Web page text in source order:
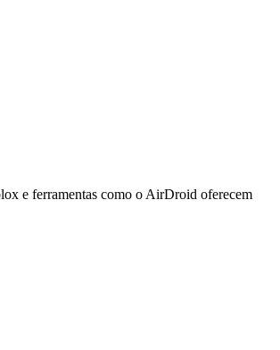
e ferramentas como o AirDroid oferecem